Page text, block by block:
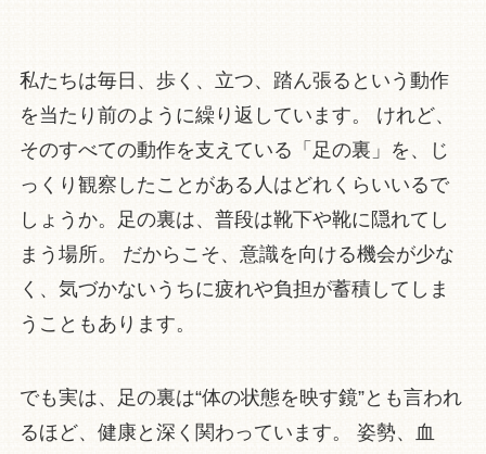
私たちは毎日、歩く、立つ、踏ん張るという動作
を当たり前のように繰り返しています。 けれど、
そのすべての動作を支えている「足の裏」を、じ
っくり観察したことがある人はどれくらいいるで
しょうか。足の裏は、普段は靴下や靴に隠れてし
まう場所。 だからこそ、意識を向ける機会が少な
く、気づかないうちに疲れや負担が蓄積してしま
うこともあります。
でも実は、足の裏は“体の状態を映す鏡”とも言われ
るほど、健康と深く関わっています。 姿勢、血